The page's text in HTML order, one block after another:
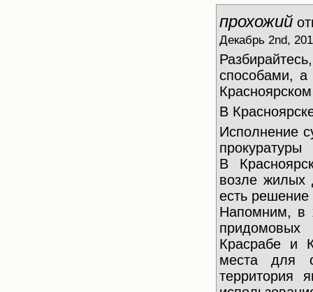
прохожий
Декабрь 2nd,
способами, а
В
Исполнение
прокуратуры
В
возле жилых
есть решение
Напомним, в
придомовых
Красрабе и
места для
территория